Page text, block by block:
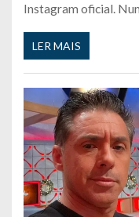
Instagram oficial.
LER MAIS